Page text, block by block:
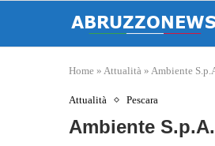
Home » Attualità » Ambiente
Attualità Pescara
Ambiente